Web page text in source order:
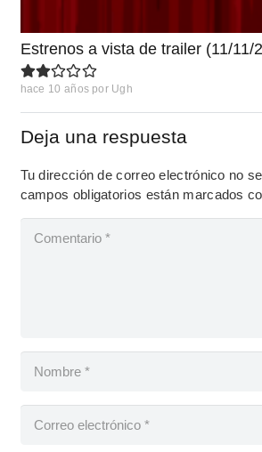
Estrenos a vista de trailer (11/11/
hace 10 años por Ugh
Deja una respuesta
Tu dirección de correo electrónico no
campos obligatorios están marcados